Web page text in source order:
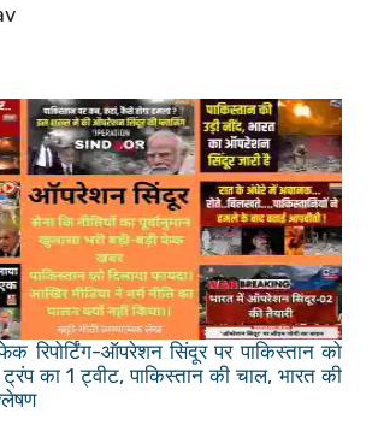
फेक रिपोर्टिंग-ऑपरेशन सिंदूर पर पाकिस्तान को
का 1 ट्वीट, पाकिस्तान की चाल, भारत की